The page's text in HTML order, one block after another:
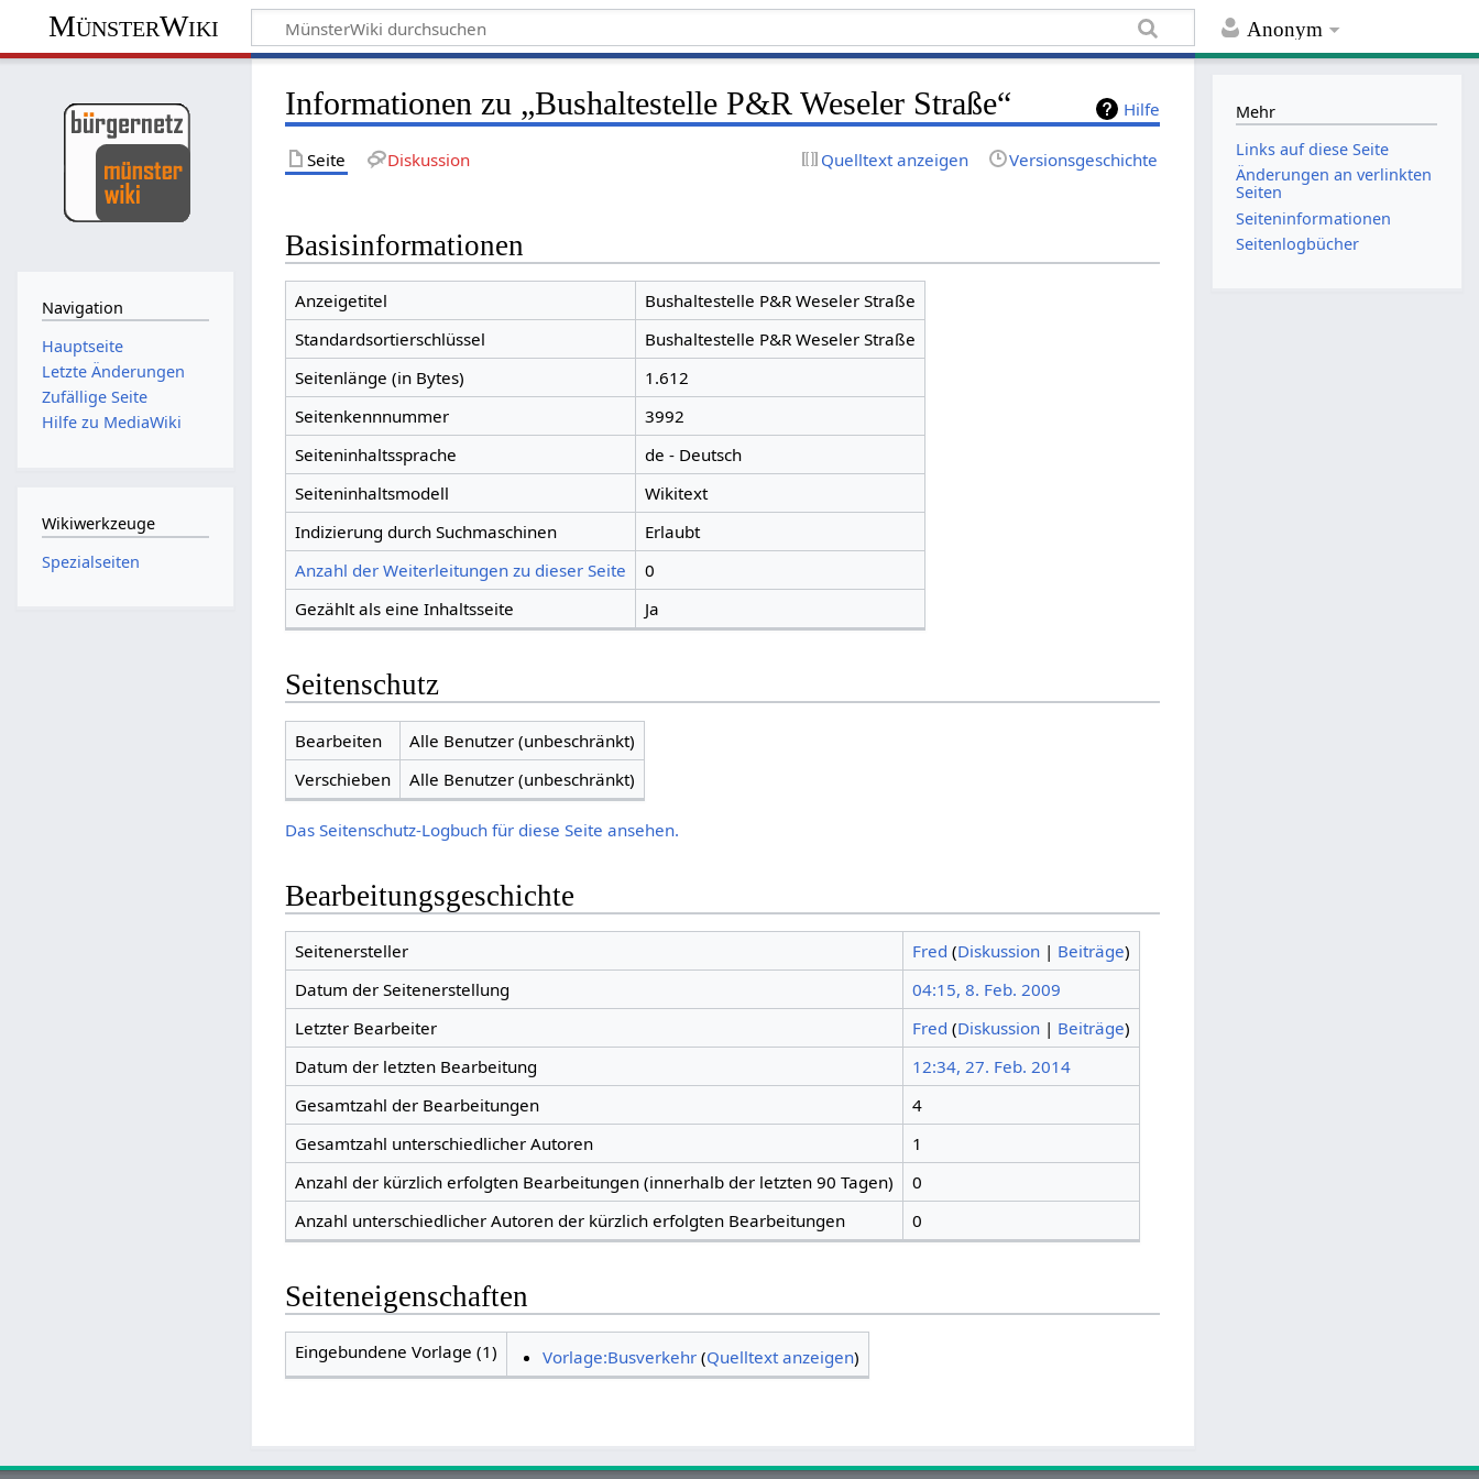
Anonym
MünsterWiki
Hilfe
Informationen zu „Bushaltestelle P&R Weseler Straße“
Seite Diskussion Quelltext anzeigen Versionsgeschichte
Basisinformationen
Anzeigetitel
Bushaltestelle P&R Weseler Straße
Standardsortierschlüssel
Bushaltestelle P&R Weseler Straße
Seitenlänge (in Bytes)
1.612
Seitenkennnummer
3992
Seiteninhaltssprache
de - Deutsch
Seiteninhaltsmodell
Wikitext
Indizierung durch Suchmaschinen
Erlaubt
Anzahl der Weiterleitungen zu dieser Seite
0
Gezählt als eine Inhaltsseite
Ja
Seitenschutz
Bearbeiten
Alle Benutzer (unbeschränkt)
Verschieben
Alle Benutzer (unbeschränkt)
Das Seitenschutz-Logbuch für diese Seite ansehen.
Bearbeitungsgeschichte
Seitenersteller Fred (Diskussion| Beiträge)
Datum der Seitenerstellung
04:15, 8. Feb. 2009
Letzter Bearbeiter
Fred (Diskussion| Beiträge)
Datum der letzten Bearbeitung
12:34, 27. Feb. 2014
Gesamtzahl der Bearbeitungen
4
Gesamtzahl unterschiedlicher Autoren
1
Anzahl der kürzlich erfolgten Bearbeitungen (innerhalb der letzten 90 Tagen)
0
Anzahl unterschiedlicher Autoren der kürzlich erfolgten Bearbeitungen
0
Seiteneigenschaften
Eingebundene Vorlage (1) Vorlage:Busverkehr (Quelltext anzeigen)
Navigation
Hauptseite
Letzte Änderungen
Zufällige Seite
Hilfe zu MediaWiki
Wikiwerkzeuge
Spezialseiten
Mehr
Links auf diese Seite
Änderungen an verlinkten
Seiten
Seiten­informationen
Seitenlogbücher